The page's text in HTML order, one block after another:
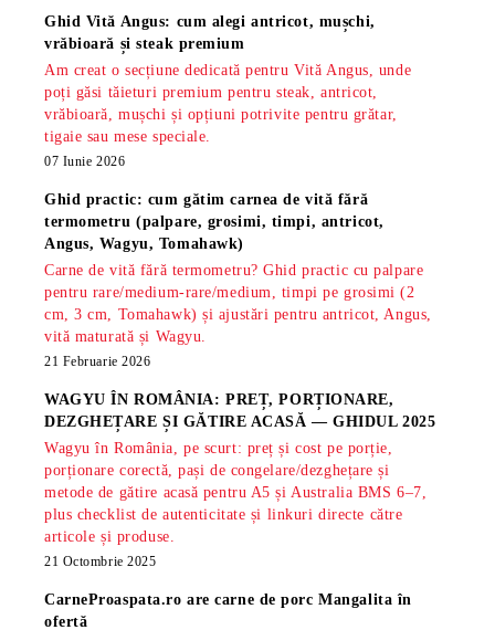
Ghid Vită Angus: cum alegi antricot, mușchi,
vrăbioară și steak premium
Am creat o secțiune dedicată pentru Vită Angus, unde
poți găsi tăieturi premium pentru steak, antricot,
vrăbioară, mușchi și opțiuni potrivite pentru grătar,
tigaie sau mese speciale.
07 Iunie 2026
Ghid practic: cum gătim carnea de vită fără
termometru (palpare, grosimi, timpi, antricot,
Angus, Wagyu, Tomahawk)
Carne de vită fără termometru? Ghid practic cu palpare
pentru rare/medium-rare/medium, timpi pe grosimi (2
cm, 3 cm, Tomahawk) și ajustări pentru antricot, Angus,
vită maturată și Wagyu.
21 Februarie 2026
WAGYU ÎN ROMÂNIA: PREȚ, PORȚIONARE,
DEZGHEȚARE ȘI GĂTIRE ACASĂ — GHIDUL 2025
Wagyu în România, pe scurt: preț și cost pe porție,
porționare corectă, pași de congelare/dezghețare și
metode de gătire acasă pentru A5 și Australia BMS 6–7,
plus checklist de autenticitate și linkuri directe către
articole și produse.
21 Octombrie 2025
CarneProaspata.ro arecarne de porc Mangalita în
ofertă